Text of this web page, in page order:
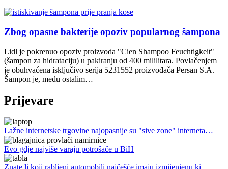
Zbog opasne bakterije opoziv popularnog šampona
Lidl je pokrenuo opoziv proizvoda "Cien Shampoo Feuchtigkeit"
(šampon za hidrataciju) u pakiranju od 400 mililitara. Povlačenjem
je obuhvaćena isključivo serija 5231552 proizvođača Persan S.A.
Šampon je, među ostalim…
Prijevare
Lažne internetske trgovine najopasnije su "sive zone" interneta…
Evo gdje najviše varaju potrošače u BiH